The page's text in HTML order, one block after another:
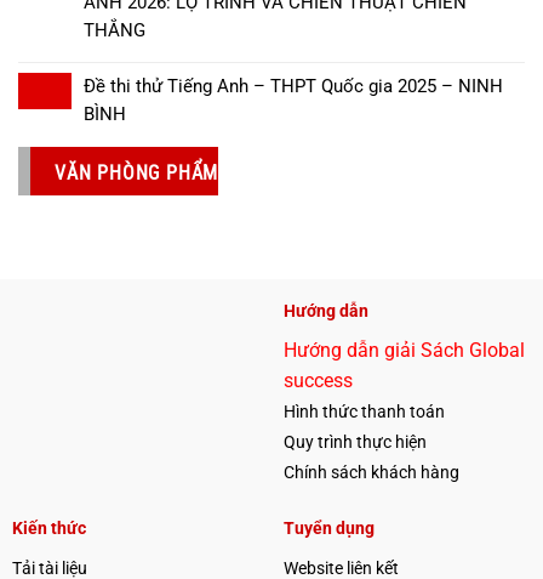
THẮNG
Đề thi thử Tiếng Anh – THPT Quốc gia 2025 – NINH
BÌNH
VĂN PHÒNG PHẨM
Hướng dẫn
Hướng dẫn giải Sách Global
success
Hình thức thanh toán
Quy trình thực hiện
Chính sách khách hàng
Kiến thức
Tải tài liệu
Tuyển dụng
Website liên kết